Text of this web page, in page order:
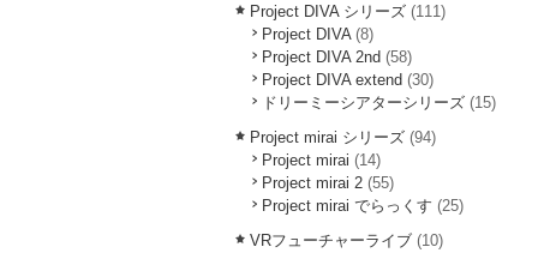
Project DIVA シリーズ (111)
Project DIVA(8)
Project DIVA 2nd (58)
Project DIVA extend (30)
ドリーミーシアターシリーズ (15)
Project mirai シリーズ (94)
Project mirai (14)
Project mirai 2 (55)
Project mirai でらっくす (25)
VRフューチャーライブ (10)